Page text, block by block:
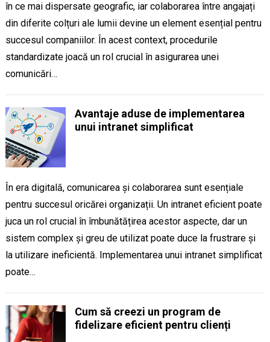
în ce mai dispersate geografic, iar colaborarea între angajați
din diferite colțuri ale lumii devine un element esențial pentru
succesul companiilor. În acest context, procedurile
standardizate joacă un rol crucial în asigurarea unei
comunicări…
Avantaje aduse de implementarea
unui intranet simplificat
În era digitală, comunicarea și colaborarea sunt esențiale
pentru succesul oricărei organizații. Un intranet eficient poate
juca un rol crucial în îmbunătățirea acestor aspecte, dar un
sistem complex și greu de utilizat poate duce la frustrare și
la utilizare ineficientă. Implementarea unui intranet simplificat
poate…
Cum să creezi un program de
fidelizare eficient pentru clienți